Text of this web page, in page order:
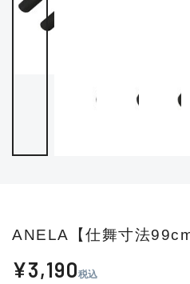
ANELA【仕舞寸法
¥3,190税込